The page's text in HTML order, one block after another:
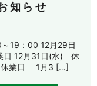
知らせ
19：00 12月29日
12月31日(水) 休
業日 1月3 […]